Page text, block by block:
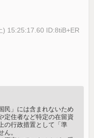
) 15:25:17.60 ID:8tiB+ER
民」には含まれないため
定住者など特定の在留資
の行政措置として「準
。